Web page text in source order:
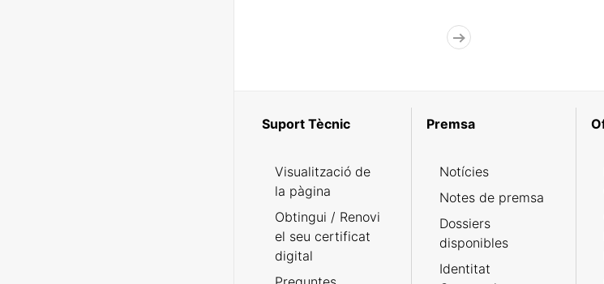
Suport Tècnic
Visualització de
la pàgina
Obtingui / Renovi
el seu certificat
digital
Premsa
Notícies
Notes de premsa
Dossiers
disponibles
Identitat